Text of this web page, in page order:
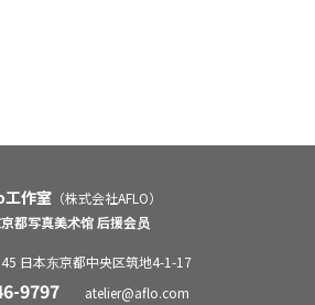
作室 （株式会社AFLO）
都写真美术馆 后援会员
日本东京都中央区筑地4-1-17
9797 atelier@aflo.com